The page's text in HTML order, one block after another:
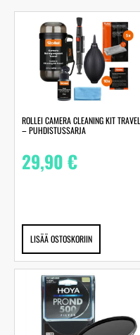
ROLLEI CAMERA CLEANING KIT TRAVEL
– PUHDISTUSSARJA
29,90€
LISÄÄ OSTOSKORIIN